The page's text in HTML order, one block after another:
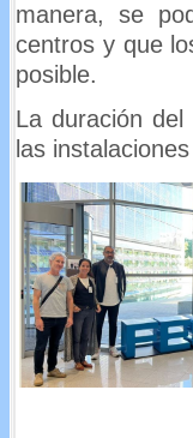
manera, se
centros y que
posible.
La duración
las